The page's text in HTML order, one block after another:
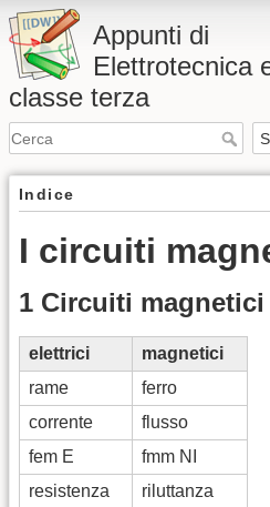
Appunti di
Elettrotecnica
classe terza
Indice
I circuiti
1 Circuiti magnetici
elettrici
magnetici
rame
ferro
corrente
flusso
fem E
fmm NI
resistenza
riluttanza